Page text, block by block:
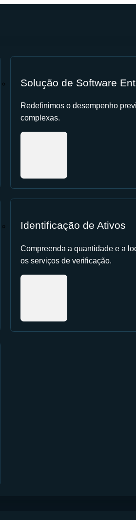
Solução de Software
Redefinimos o desempenho
complexas.
Identificação de Ativos
Compreenda a quantidade e a
os serviços de verificação.